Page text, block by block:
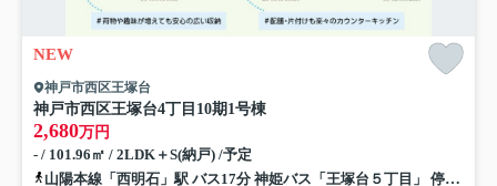
NEW
神戸市西区王塚台
神戸市西区王塚台4丁目 10期1号棟
2,680万円
- / 101.96㎡ / 2LDK＋S(納戸) /予定
山陽本線「西明石」駅 バス17分 神姫バス「王塚台５丁目」 停歩4分